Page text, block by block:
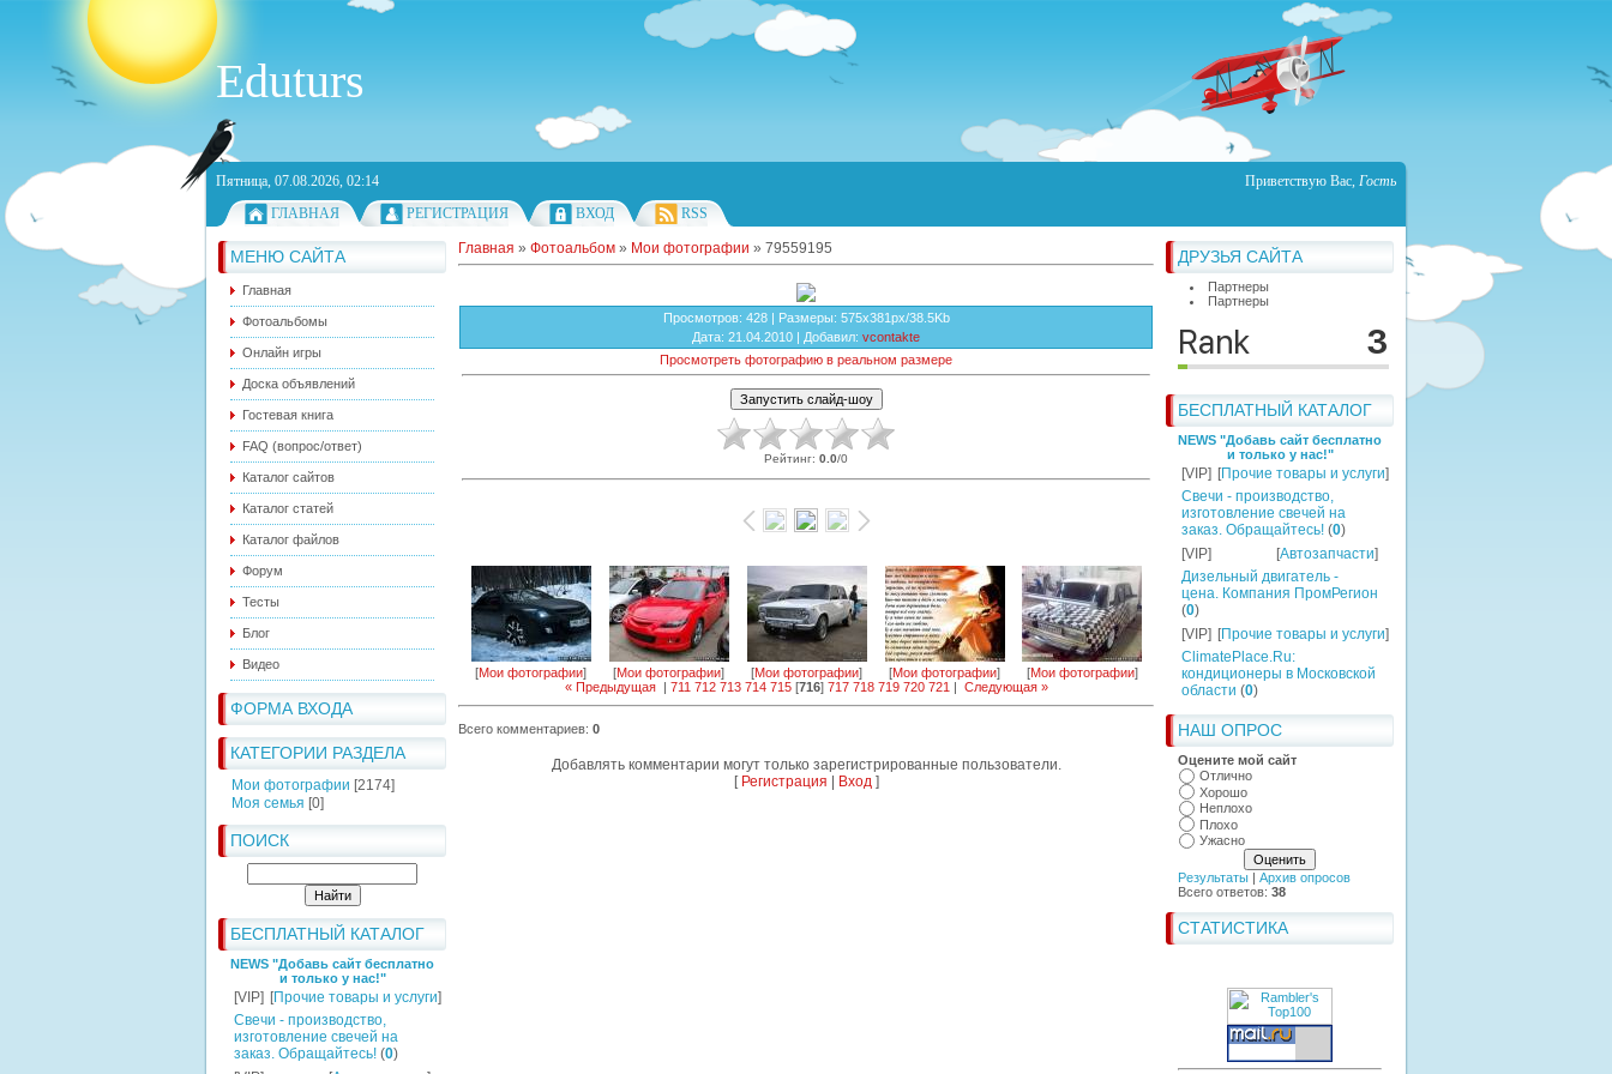
Eduturs
Пятница, 07.08.2026, 02:14 Приветствую Вас, Гость
ГЛАВНАЯ
РЕГИСТРАЦИЯ ВХОД RSS
МЕНЮ САЙТА
Главная
Фотоальбомы
Онлайн игры
Доска объявлений
Гостевая книга
FAQ (вопрос/ответ)
Каталог сайтов
Каталог статей
Каталог файлов
Форум
Тесты
Блог
Видео
ФОРМА ВХОДА
КАТЕГОРИИ РАЗДЕЛА
Мои фотографии [2174]
Моя семья [0]
ПОИСК
БЕСПЛАТНЫЙ КАТАЛОГ
NEWS "Добавь сайт бесплатно
и только у нас!"
[VIP] [Прочие товары и услуги]
Свечи - производство,
изготовление свечей на
заказ. Обращайтесь! (0)
ДРУЗЬЯ САЙТА
Партнеры
Партнеры
БЕСПЛАТНЫЙ КАТАЛОГ
NEWS "Добавь сайт бесплатно
и только у нас!"
[VIP] [Прочие товары и услуги]
Свечи - производство,
изготовление свечей на
заказ. Обращайтесь! (0)
[VIP]
[Автозапчасти]
Дизельный двигатель -
цена. Компания ПромРегион
(0)
[VIP] [Прочие товары и услуги]
ClimatePlace.Ru:
кондиционеры в Московской
области (0)
НАШ ОПРОС
Оцените мой сайт
Отлично
Хорошо
Неплохо
Плохо
Ужасно
Результаты | Архив опросов
Всего ответов: 38
СТАТИСТИКА
Главная » Фотоальбом » Мои фотографии » 79559195
Просмотров: 428 | Размеры: 575x381px/38.5Kb
Дата: 21.04.2010 | Добавил: vcontakte
Просмотреть фотографию в реальном размере
Рейтинг: 0.0/0
[Мои фотографии] [Мои фотографии] [Мои фотографии] [Мои фотографии] [Мои фотографии]
« Предыдущая| 711 712 713 714 715[716] 717 718 719 720 721 | Следующая »
Всего комментариев: 0
Добавлять комментарии могут только зарегистрированные пользователи.
[ Регистрация Вход]